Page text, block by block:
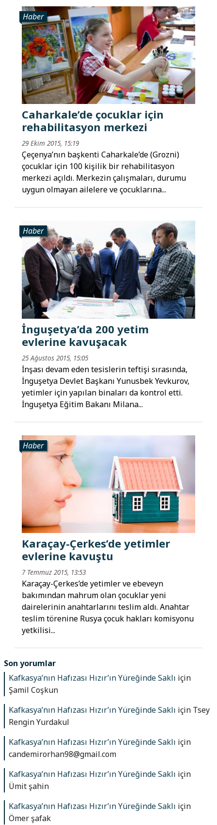
Haber
Caharkale’de çocuklar için
rehabilitasyon merkezi
29 Ekim 2015, 15:19
Çeçenya’nın başkenti Caharkale’de (Grozni)
çocuklar için 100 kişilik bir rehabilitasyon
merkezi açıldı. Merkezin çalışmaları, durumu
uygun olmayan ailelere ve çocuklarına...
Haber
İnguşetya’da 200 yetim
evlerine kavuşacak
25 Ağustos 2015, 15:05
İnşası devam eden tesislerin teftişi sırasında,
İnguşetya Devlet Başkanı Yunusbek Yevkurov,
yetimler için yapılan binaları da kontrol etti.
İnguşetya Eğitim Bakanı Milana...
Haber
Karaçay-Çerkes’de yetimler
evlerine kavuştu
7 Temmuz 2015, 13:53
Karaçay-Çerkes’de yetimler ve ebeveyn
bakımından mahrum olan çocuklar yeni
dairelerinin anahtarlarını teslim aldı. Anahtar
teslim törenine Rusya çocuk hakları komisyonu
yetkilisi...
Son yorumlar
Kafkasya’nın Hafızası Hızır’ın Yüreğinde Saklı için
Şamil Coşkun
Kafkasya’nın Hafızası Hızır’ın Yüreğinde Saklı için Tsey
Rengin Yurdakul
Kafkasya’nın Hafızası Hızır’ın Yüreğinde Saklı için
candemirorhan98@gmail.com
Kafkasya’nın Hafızası Hızır’ın Yüreğinde Saklı için
Ümit şahin
Kafkasya’nın Hafızası Hızır’ın Yüreğinde Saklı için
Ömer şafak